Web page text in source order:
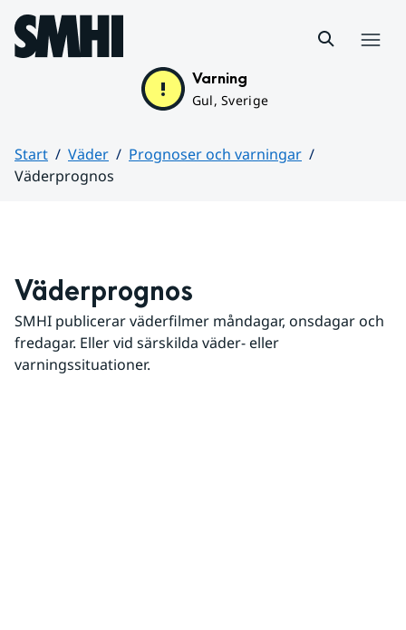
Hoppa till sidans innehåll
Varning
Gul, Sverige
Start Väder
Prognoser och varningar
Väderprognos
Väderprognos
SMHI publicerar väderfilmer måndagar, onsdagar och
fredagar. Eller vid särskilda väder- eller
varningssituationer.